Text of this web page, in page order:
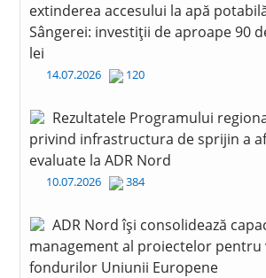
extinderea accesului la apă
Sângerei: investiții de aproape 90
lei
14.07.2026 120
Rezultatele Programului
privind infrastructura de sprijin a
evaluate la ADR Nord
10.07.2026 384
ADR Nord își consolidează
management al proiectelor pentru
fondurilor Uniunii Europene